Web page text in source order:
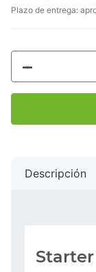
Plazo de entrega:
Descripción